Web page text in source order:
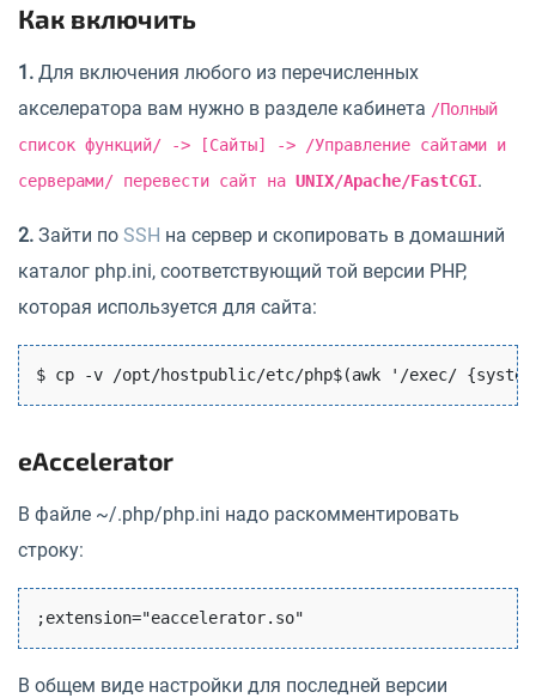
Как включить
1. Для включения любого из перечисленных
акселератора вам нужно в разделе кабинета /Полный
список функций/ -> [Сайты] -> /Управление сайтами и
серверами/ перевести сайт на UNIX/Apache/FastCGI.
2. Зайти по SSH на сервер и скопировать в домашний
каталог php.ini, соответствующий той версии PHP,
которая используется для сайта:
$ cp -v /opt/hostpublic/etc/php$(awk '/exec/
eAccelerator
В файле ~/.php/php.ini надо раскомментировать
строку:
В общем виде настройки для последней версии